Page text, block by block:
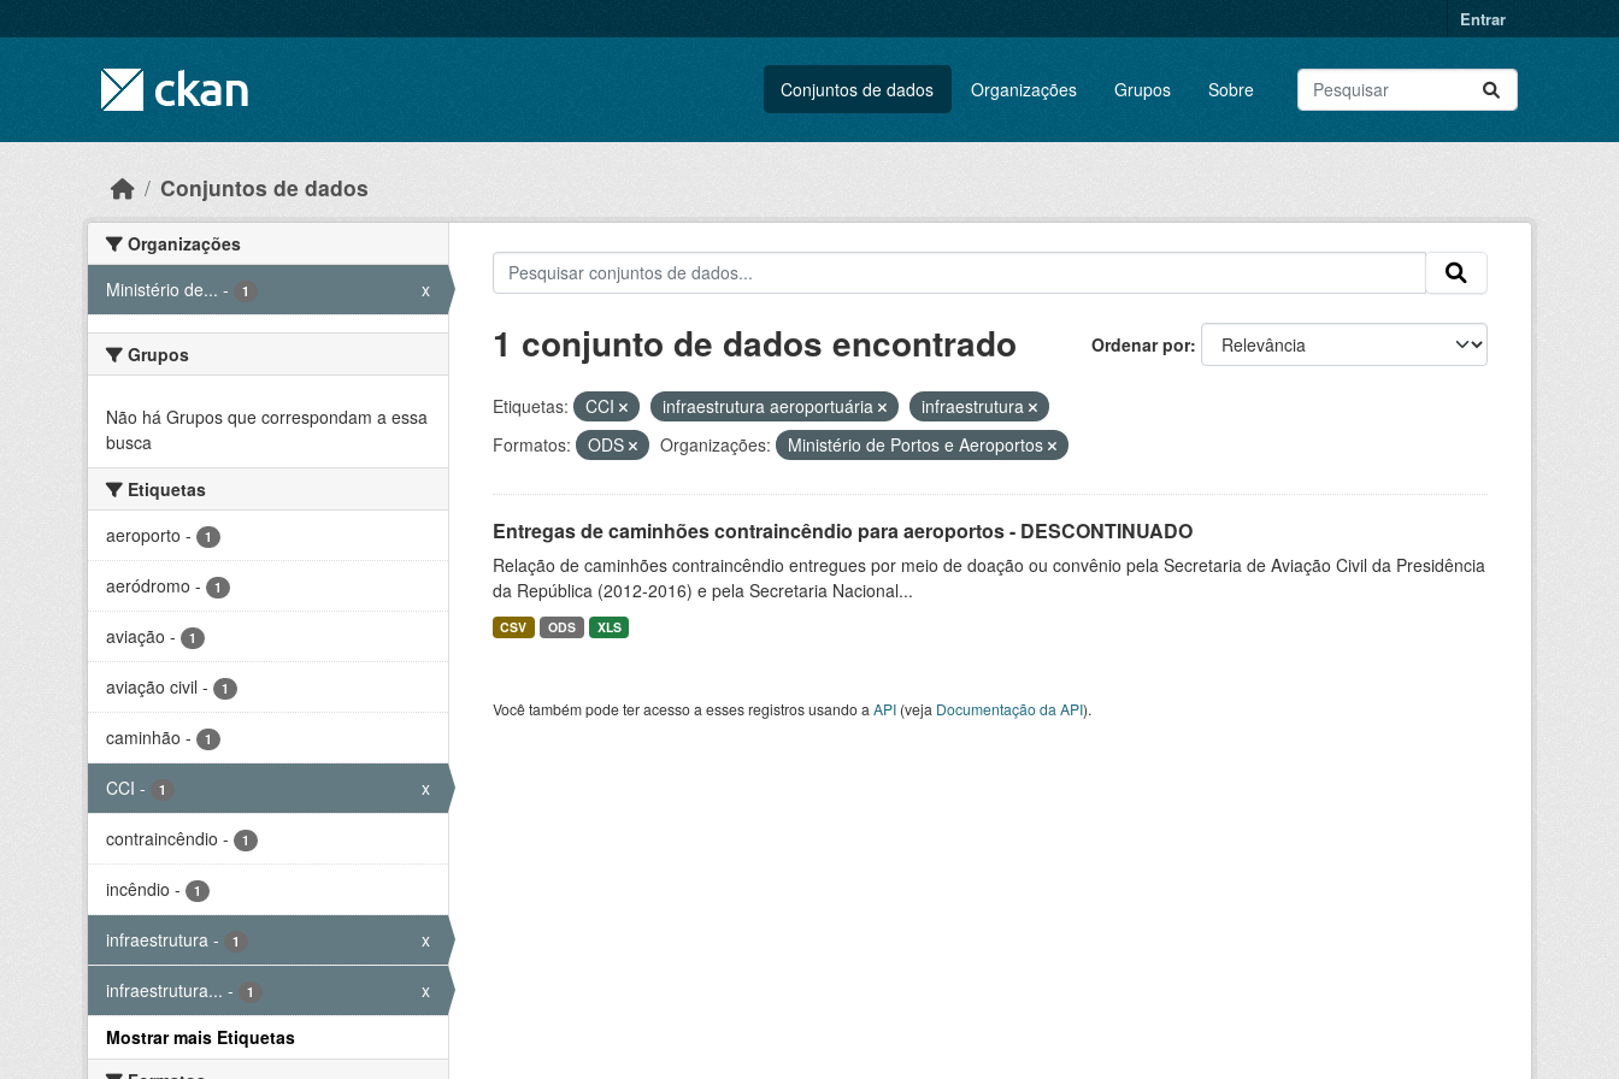
Entrar
Conjuntos de dados Organizações Grupos Sobre
Conjuntos de dados
Organizações
Ministério de... - 1 x
Grupos
Não há Grupos que correspondam a essa
busca
Etiquetas
aeroporto - 1
aeródromo - 1
aviação - 1
aviação civil - 1
caminhão - 1
CCI - 1 x
contraincêndio - 1
incêndio - 1
infraestrutura - 1 x
infraestrutura... - 1
x
Mostrar mais Etiquetas
Ordenar por
1 conjunto de dados encontrado
Etiquetas: CCI infraestrutura aeroportuária
infraestrutura
Formatos:
ODS Organizações: Ministério de Portos e Aeroportos
Entregas de caminhões contraincêndio para aeroportos - DESCONTINUADO
Relação de caminhões contraincêndio entregues por meio de doação ou convênio pela Secretaria de Aviação Civil da Presidência
da República (2012-2016) e pela Secretaria Nacional...
CSV ODS XLS
Você também pode ter acesso a esses registros usando a API(veja Documentação da API).